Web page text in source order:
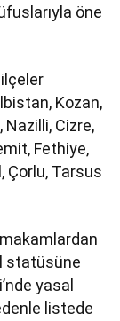
öne
ilçeler
Kozan,
Nazilli, Cizre,
Fethiye,
Çorlu, Tarsus
statüsüne
yasal
listede